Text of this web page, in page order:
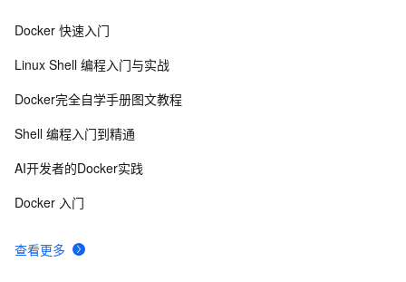
8 shell查询当前时间
10数组-在Shell脚本中的基本使用介绍
查看更多
Docker 快速入门
Linux Shell 编程入门与实战
Docker完全自学手册图文教程
Shell 编程入门到精通
AI开发者的Docker实践
Docker 入门